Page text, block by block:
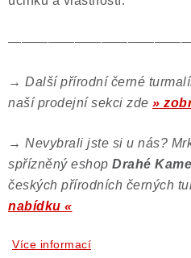
→ Další přírodní černé
naší prodejní sekci zde »
→ Nevybrali jste si u nás?
spřízněný eshop Drahé
českých přírodních černých
nabídku «
Více informací